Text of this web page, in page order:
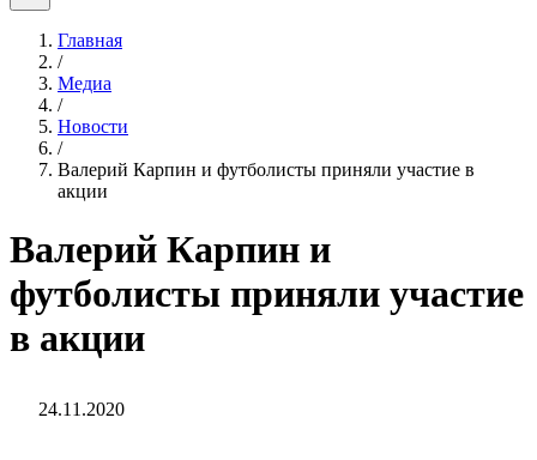
Главная
/
Медиа
/
Новости
/
Валерий Карпин и футболисты приняли участие в
акции
Валерий Карпин и
футболисты приняли участие
в акции
24.11.2020